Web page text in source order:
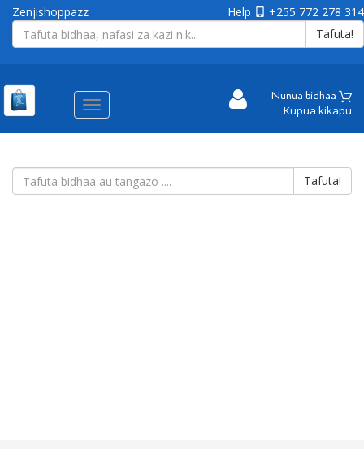
Help +255 772 278 314
Zenjishoppazz
Tafuta!
Aina
ya
Nunua bidhaa
Kupua kikapu
Tafuta!